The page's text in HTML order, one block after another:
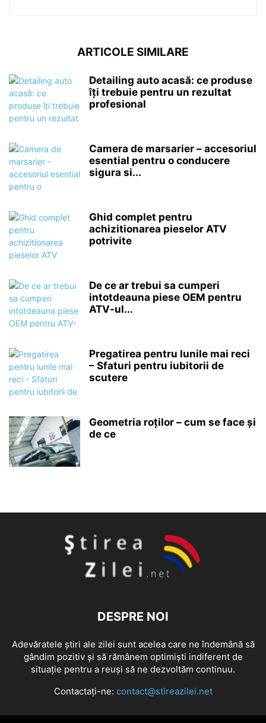
ARTICOLE SIMILARE
Detailing auto acasă: ce produse
îți trebuie pentru un rezultat
profesional
Camera de marsarier – accesoriul
esential pentru o conducere
sigura si...
Ghid complet pentru
achizitionarea pieselor ATV
potrivite
De ce ar trebui sa cumperi
intotdeauna piese OEM pentru
ATV-ul...
Pregatirea pentru lunile mai reci
– Sfaturi pentru iubitorii de
scutere
Geometria roților – cum se face și
de ce
DESPRE NOI
Adevăratele știri ale zilei sunt acelea care ne îndemână să
gândim pozitiv și să rămânem optimiști indiferent de
situație pentru a reuși să ne dezvoltăm continuu.
Contactați-ne: contact@stireazilei.net